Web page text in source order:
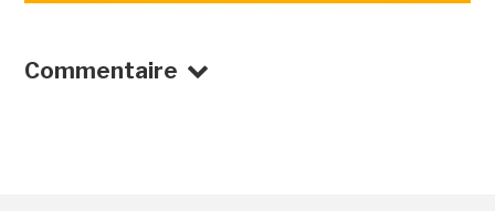
Commentaire